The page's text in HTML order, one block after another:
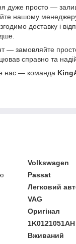
дуже просто —
нашому
доставку і
— замовляйте
справно та
нас — команда
Volkswagen
Passat
Легковий
VAG
Оригінал
1K0121051AH
Вживаний